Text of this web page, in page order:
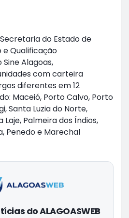
do Estado de
e Qualificação
Alagoas,
com carteira
diferentes em 12
Maceió, Porto Calvo, Porto
Santa Luzia do Norte,
Laje, Palmeira dos Índios,
Penedo e Marechal
do ALAGOASWEB